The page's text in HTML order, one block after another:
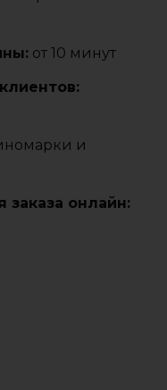
от 10 минут
и
онлайн: